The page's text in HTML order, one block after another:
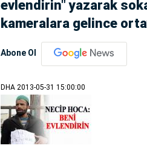
evlendirin" yazarak
kameralara gelince
Abone Ol
DHA 2013-05-31 15:00:00